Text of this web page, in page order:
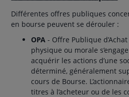
Différentes offres publiques
en bourse peuvent se dérouler :
OPA - Offre Publique
physique ou morale
acquérir les actions d’une
déterminé, généralement
cours de Bourse.
titres à l’acheteur ou de les